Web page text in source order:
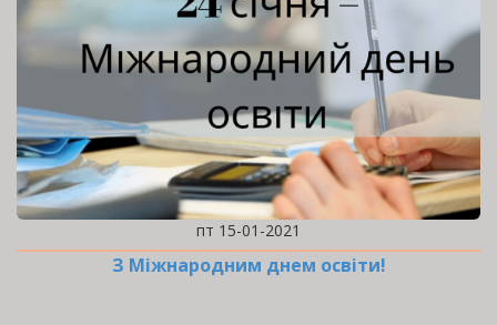
пт 15-01-2021
З Міжнародним днем освіти!